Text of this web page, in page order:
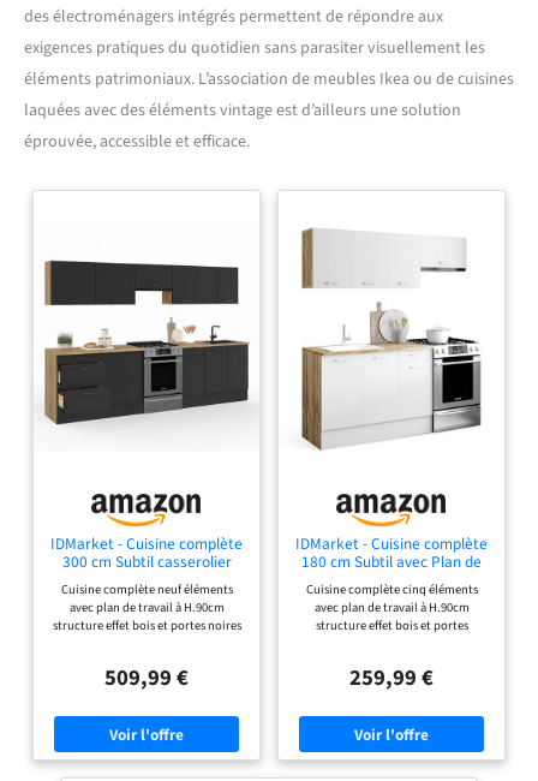
des électroménagers intégrés permettent de répondre aux
exigences pratiques du quotidien sans parasiter visuellement les
éléments patrimoniaux. L’association de meubles Ikea ou de cuisines
laquées avec des éléments vintage est d’ailleurs une solution
éprouvée, accessible et efficace.
IDMarket - Cuisine complète
300 cm Subtil casserolier
avec Plan de Travail
Cuisine complète neuf éléments
avec plan de travail à H.90cm
structure effet bois et portes noires
32 cm de profondeur Structure effet
de 11 cm, cuisine ultra
fonctionnelle Structure des
éléments et façades en PB - Plan de
travail de 2,5 cm d'épaisseur 4
509,99 €
IDMarket - Cuisine complète
180 cm Subtil avec Plan de
Travail
Cuisine complète cinq éléments
avec plan de travail à H.90cm
structure effet bois et portes
hauts de 32 cm de profondeur
blanches avec poignée de 11 cm,
cuisine ultra fonctionnelle
Structure des éléments et façades
en PB 15 mm - Plan de travail de 2.5
259,99 €